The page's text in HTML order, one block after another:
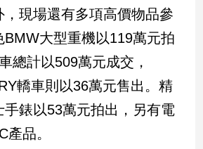
，現場還有多項高價物品參
大型重機以119萬元拍
總計以509萬元成交，
轎車則以36萬元售出。精
手錶以53萬元拍出，另有電
產品。